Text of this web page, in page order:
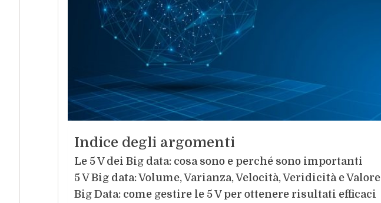
Indice degli argomenti
Le 5 V dei Big data: cosa sono e perché sono importanti
5 V Big data: Volume, Varianza, Velocità, Veridicità e Valore
Big Data: come gestire le 5 V per ottenere risultati efficaci